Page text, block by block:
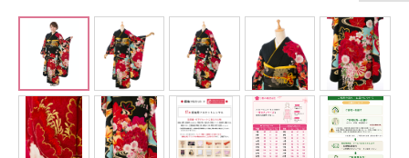
ジュニア着物レンタル
ジュニア洋装レンタル
ベビー洋装レンタル
紋付袴レンタル